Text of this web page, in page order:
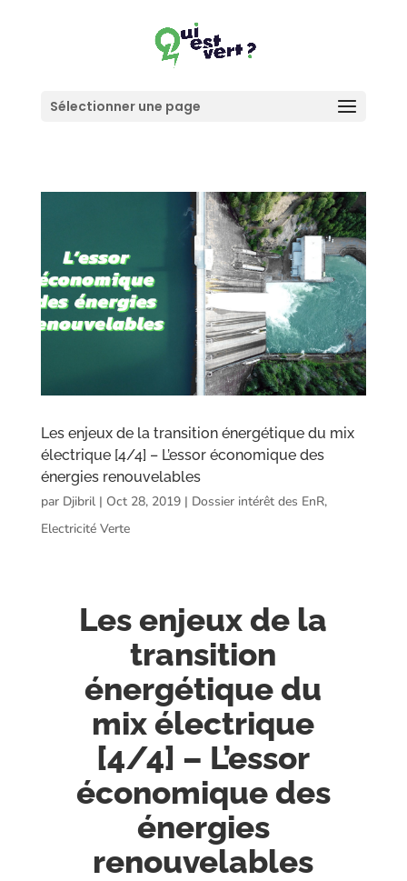
Sélectionner une page
Les enjeux de la transition énergétique du mix
électrique [4/4] – L’essor économique des
énergies renouvelables
par Djibril| Oct 28, 2019| Dossier intérêt des EnR,
Electricité Verte
Les enjeux de la
transition
énergétique du
mix électrique
[4/4] – L’essor
économique des
énergies
renouvelables